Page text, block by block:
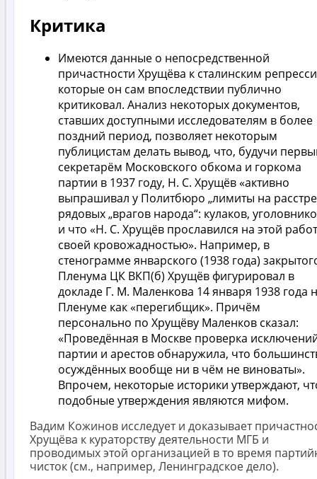
Критика
Имеются данные о непосредственной
причастности Хрущёва к сталинским
которые он сам впоследствии публично
критиковал. Анализ некоторых документов,
ставших доступными исследователям в более
поздний период, позволяет некоторым
публицистам делать вывод, что, будучи
секретарём Московского обкома и горкома
партии в 1937 году, Н. С. Хрущёв «активно
выпрашивал у Политбюро „лимиты на
рядовых „врагов народа“: кулаков,
и что «Н. С. Хрущёв прославился на этой
своей кровожадностью». Например, в
стенограмме январского (1938 года)
Пленума ЦК ВКП(б) Хрущёв фигурировал в
докладе Г. М. Маленкова 14 января 1938 года
Пленуме как «перегибщик». Причём
персонально по Хрущёву Маленков сказал:
«Проведённая в Москве проверка
партии и арестов обнаружила, что
осуждённых вообще ни в чём не виноваты».
Впрочем, некоторые историки утверждают,
подобные утверждения являются мифом.
Вадим Кожинов исследует и доказывает
Хрущёва к кураторству деятельности МГБ и
проводимых этой организацией в то время
чисток (см., например, Ленинградское дело).